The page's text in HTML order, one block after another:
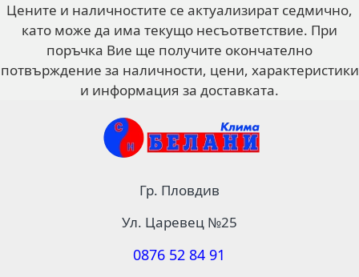
Цените и наличностите се актуализират седмично,
като може да има текущо несъответствие. При
поръчка Вие ще получите окончателно
потвърждение за наличности, цени, характеристики
и информация за доставката.
Гр. Пловдив
Ул. Царевец №25
0876 52 84 91